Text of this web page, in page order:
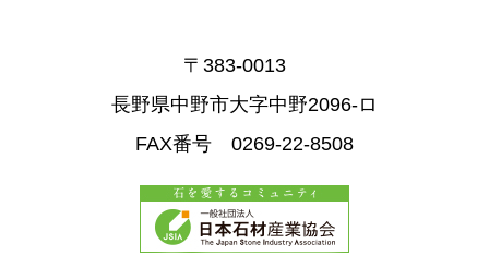
〒383-0013
長野県中野市大字中野2096-ロ
FAX番号 0269-22-8508